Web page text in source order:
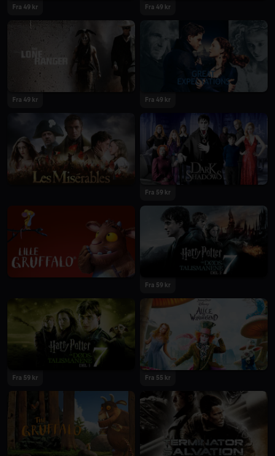
Fra 49 kr Fra 49 kr
Fra 49 kr Fra 49 kr
Fra 59 kr
Fra 59 kr
Fra 59 kr Fra 55 kr